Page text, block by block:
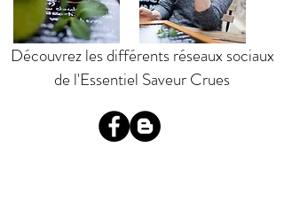
Découvrez les différents réseaux sociaux
de l'Essentiel Saveur Crues